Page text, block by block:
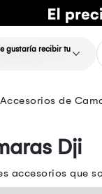
gustaría recibir tu
Accesorios de
Dji
accesorios que